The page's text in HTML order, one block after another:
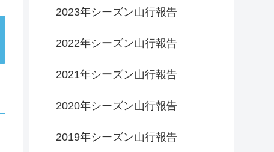
2023年シーズン山行報告
2022年シーズン山行報告
2021年シーズン山行報告
2020年シーズン山行報告
2019年シーズン山行報告